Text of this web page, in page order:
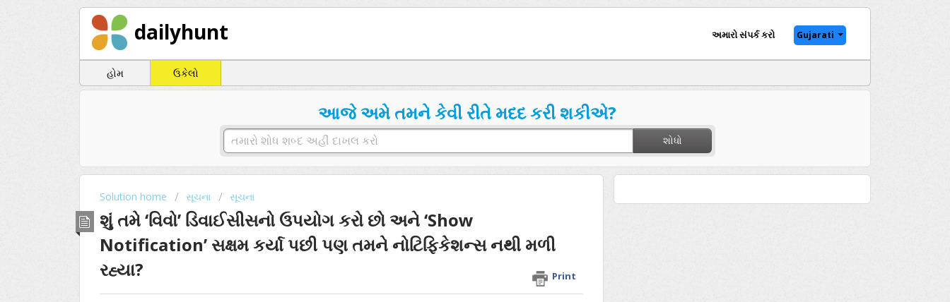
dailyhunt અમારો સંપર્ક કરો Gujarati
હોમ ઉકેલો
આજે અમે તમને કેવી રીતે મદદ કરી શકીએ?
શોધો
Solution home સૂચના સૂચના
શું તમે ‘વિવો’ ડિવાઈસીસનો ઉપયોગ કરો છો અને ‘Show
Notification’ સક્ષમ કર્યા પછી પણ તમને નોટિફિકેશન્સ નથી મળી
રહ્યા?
Print